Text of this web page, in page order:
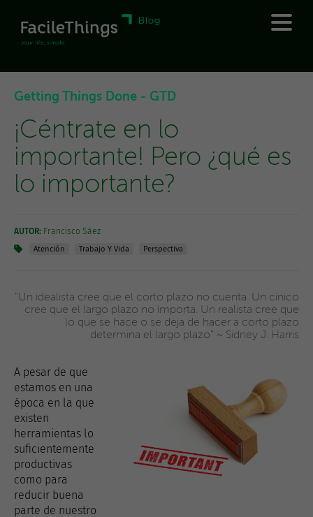
Getting Things Done - GTD
¡Céntrate en lo
importante! Pero ¿qué es
lo importante?
AUTOR: Francisco Sáez
Atención Trabajo Y Vida Perspectiva
"Un idealista cree que el corto plazo no cuenta. Un cínico
cree que el largo plazo no importa. Un realista cree que
lo que se hace o se deja de hacer a corto plazo
determina el largo plazo" ~ Sidney J. Harris
A pesar de que
estamos en una
época en la que
existen
herramientas lo
suficientemente
productivas
como para
reducir buena
parte de nuestro